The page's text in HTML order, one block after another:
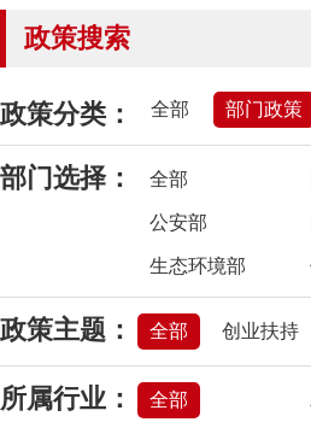
政策搜索
政策分类： 全部 部门政策
部门选择： 全部
公安部
生态环境部
政策主题： 全部 创业扶持
所属行业： 全部